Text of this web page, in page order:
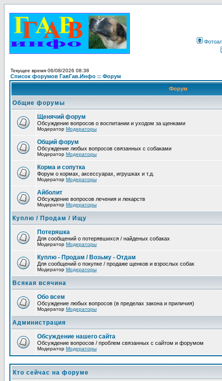
Текущее время 06/08/2026 08:38
Список форумов ГавГав.Инфо :: Форум
Форум
Общие форумы
Щенячий форум
Обсуждение вопросов о воспитании и уходом за щенками
Модератор Модераторы
Общий форум
Обсуждение любых вопросов связанных с собаками
Модератор Модераторы
Корма и сопутка
Форум о кормах, аксессуарах, игрушках и т.д.
Модератор Модераторы
Айболит
Обсуждение вопросов лечения и лекарств
Модератор Модераторы
Куплю / Продам / Ищу
Потеряшка
Для сообщений о потерявшихся / найденых собаках
Модератор Модераторы
Куплю - Продам / Возьму - Отдам
Для сообщений о покупке / продаже щенков и взрослых собак
Модератор Модераторы
Всякая всячина
Обо всем
Обсуждение любых вопросов (в пределах закона и приличия)
Модератор Модераторы
Администрация
Обсуждение нашего сайта
Обсуждение вопросов / проблем связанных с сайтом и форумом
Модератор Модераторы
Кто сейчас на форуме